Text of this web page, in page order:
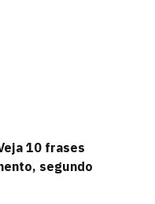
10 frases
segundo